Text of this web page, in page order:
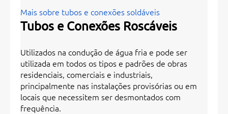
Mais sobre tubos e conexões soldáveis
Tubos e Conexões Roscáveis
Utilizados na condução de água fria e pode ser
utilizada em todos os tipos e padrões de obras
residenciais, comerciais e industriais,
principalmente nas instalações provisórias ou em
locais que necessitem ser desmontados com
frequência.